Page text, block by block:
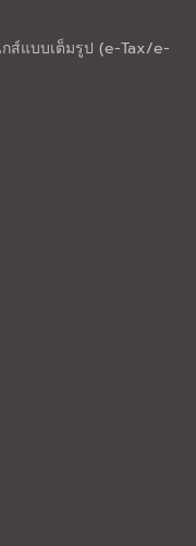
ส์แบบเต็มรูป (e-Tax/e-